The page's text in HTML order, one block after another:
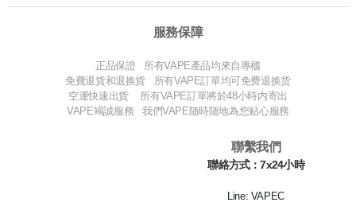
服務保障
正品保證 所有VAPE產品均來自專櫃
免費退貨和退换貨 所有VAPE訂單均可免费退换货
空運快速出貨 所有VAPE訂單將於48小時内寄出
VAPE竭誠服務 我們VAPE随時随地為您贴心服務
聯繫我們
聯絡方式：7x24小時
Line: VAPEC